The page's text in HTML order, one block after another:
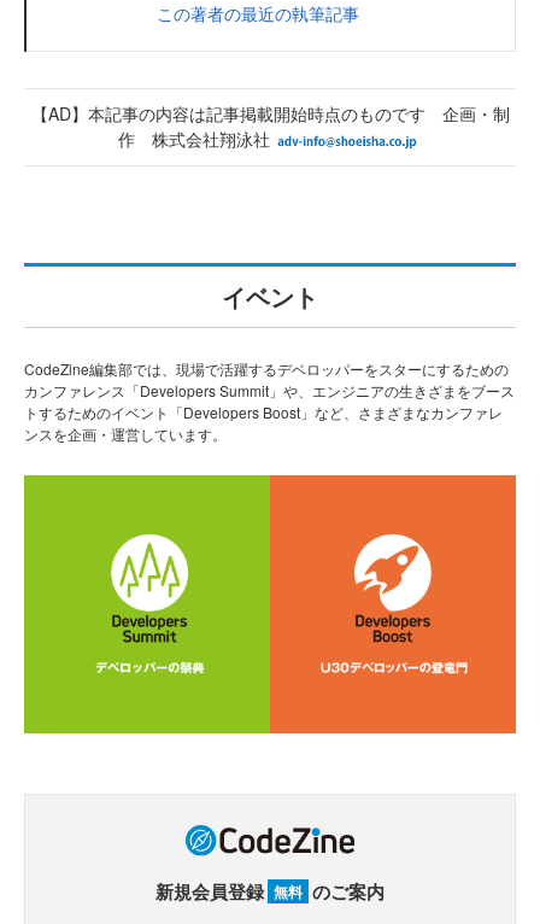
この著者の最近の執筆記事
【AD】本記事の内容は記事掲載開始時点のものです 企画・制
作 株式会社翔泳社
イベント
CodeZine編集部では、現場で活躍するデベロッパーをスターにするための
カンファレンス「Developers Summit」や、エンジニアの生きざまをブース
トするためのイベント「Developers Boost」など、さまざまなカンファレ
ンスを企画・運営しています。
新規会員登録 無料 のご案内